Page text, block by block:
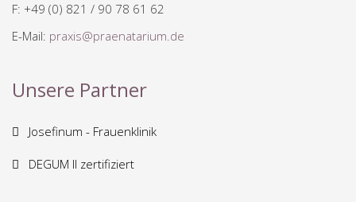
F: +49 (0) 821 / 90 78 61 62
E-Mail: praxis@praenatarium.de
Unsere Partner
Josefinum - Frauenklinik
DEGUM II zertifiziert